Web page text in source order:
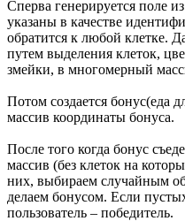
Сперва генерируется поле
указаны в качестве
обратится к любой клетке.
путем выделения клеток,
змейки, в многомерный
Потом создается бонус(еда
массив координаты бонуса.
После того когда бонус
массив (без клеток на
них, выбираем случайным
делаем бонусом. Если
пользователь – победитель.